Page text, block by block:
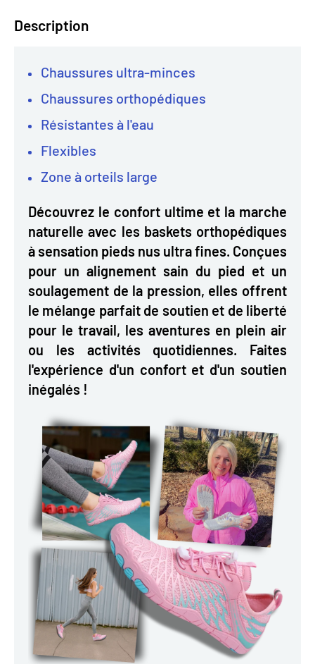
Description
Chaussures ultra-minces
Chaussures orthopédiques
Résistantes à l'eau
Flexibles
Zone à orteils large
Découvrez le confort ultime et la marche
naturelle avec les baskets orthopédiques
à sensation pieds nus ultra fines. Conçues
pour un alignement sain du pied et un
soulagement de la pression, elles offrent
le mélange parfait de soutien et de liberté
pour le travail, les aventures en plein air
ou les activités quotidiennes. Faites
l'expérience d'un confort et d'un soutien
inégalés !